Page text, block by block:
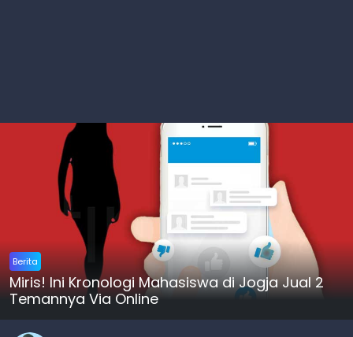
Berita
Miris! Ini Kronologi Mahasiswa di Jogja Jual 2
Temannya Via Online